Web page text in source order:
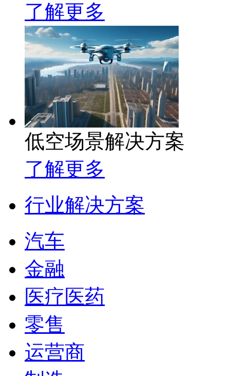
了解更多
低空场景解决方案
了解更多
行业解决方案
汽车
金融
医疗医药
零售
运营商